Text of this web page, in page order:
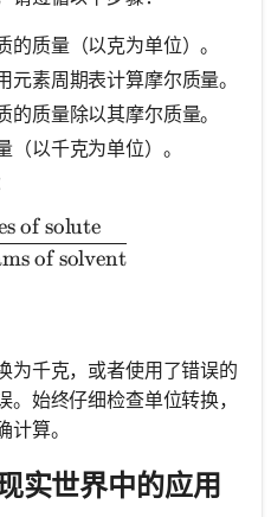
的质量（以克为单位）。
元素周期表计算摩尔质量。
的质量除以其摩尔质量。
（以千克为单位）。
m = \frac{\text{moles of
of solvent
of solute
为千克，或者使用了错误的
始终仔细检查单位转换，
算。
实世界中的应用